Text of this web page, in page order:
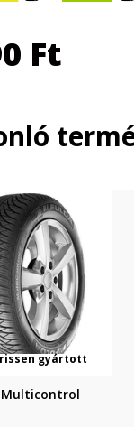
Ft
gyártott
Multicontrol